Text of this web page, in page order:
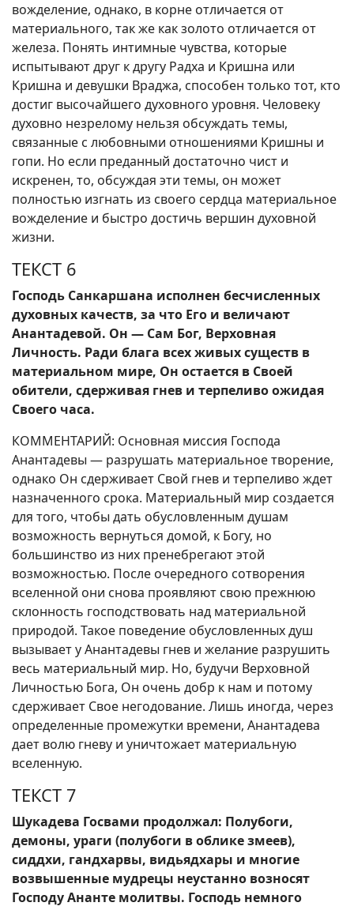
вожделение, однако, в корне отличается от
материального, так же как золото отличается от
железа. Понять интимные чувства, которые
испытывают друг к другу Радха и Кришна или
Кришна и девушки Враджа, способен только тот, кто
достиг высочайшего духовного уровня. Человеку
духовно незрелому нельзя обсуждать темы,
связанные с любовными отношениями Кришны и
гопи. Но если преданный достаточно чист и
искренен, то, обсуждая эти темы, он может
полностью изгнать из своего сердца материальное
вожделение и быстро достичь вершин духовной
жизни.
ТЕКСТ 6
Господь Санкаршана исполнен бесчисленных
духовных качеств, за что Его и величают
Анантадевой. Он — Сам Бог, Верховная
Личность. Ради блага всех живых существ в
материальном мире, Он остается в Своей
обители, сдерживая гнев и терпеливо ожидая
Своего часа.
КОММЕНТАРИЙ: Основная миссия Господа
Анантадевы — разрушать материальное творение,
однако Он сдерживает Свой гнев и терпеливо ждет
назначенного срока. Материальный мир создается
для того, чтобы дать обусловленным душам
возможность вернуться домой, к Богу, но
большинство из них пренебрегают этой
возможностью. После очередного сотворения
вселенной они снова проявляют свою прежнюю
склонность господствовать над материальной
природой. Такое поведение обусловленных душ
вызывает у Анантадевы гнев и желание разрушить
весь материальный мир. Но, будучи Верховной
Личностью Бога, Он очень добр к нам и потому
сдерживает Свое негодование. Лишь иногда, через
определенные промежутки времени, Анантадева
дает волю гневу и уничтожает материальную
вселенную.
ТЕКСТ 7
Шукадева Госвами продолжал: Полубоги,
демоны, ураги (полубоги в облике змеев),
сиддхи, гандхарвы, видьядхары и многие
возвышенные мудрецы неустанно возносят
Господу Ананте молитвы. Господь немного